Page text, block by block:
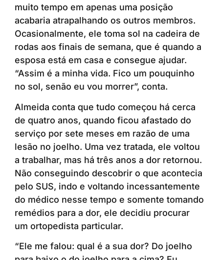
muito tempo em apenas uma posição
acabaria atrapalhando os outros membros.
Ocasionalmente, ele toma sol na cadeira de
rodas aos finais de semana, que é quando a
esposa está em casa e consegue ajudar.
“Assim é a minha vida. Fico um pouquinho
no sol, senão eu vou morrer”, conta.
Almeida conta que tudo começou há cerca
de quatro anos, quando ficou afastado do
serviço por sete meses em razão de uma
lesão no joelho. Uma vez tratada, ele voltou
a trabalhar, mas há três anos a dor retornou.
Não conseguindo descobrir o que acontecia
pelo SUS, indo e voltando incessantemente
do médico nesse tempo e somente tomando
remédios para a dor, ele decidiu procurar
um ortopedista particular.
“Ele me falou: qual é a sua dor? Do joelho